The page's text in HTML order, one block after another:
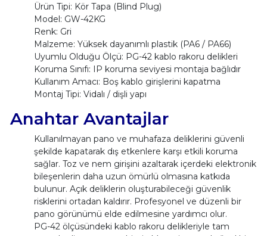
Ürün Tipi: Kör Tapa (Blind Plug)
Model: GW-42KG
Renk: Gri
Malzeme: Yüksek dayanımlı plastik (PA6 / PA66)
Uyumlu Olduğu Ölçü: PG-42 kablo rakoru delikleri
Koruma Sınıfı: IP koruma seviyesi montaja bağlıdır
Kullanım Amacı: Boş kablo girişlerini kapatma
Montaj Tipi: Vidalı / dişli yapı
Anahtar Avantajlar
Kullanılmayan pano ve muhafaza deliklerini güvenli
şekilde kapatarak dış etkenlere karşı etkili koruma
sağlar. Toz ve nem girişini azaltarak içerdeki elektronik
bileşenlerin daha uzun ömürlü olmasına katkıda
bulunur. Açık deliklerin oluşturabileceği güvenlik
risklerini ortadan kaldırır. Profesyonel ve düzenli bir
pano görünümü elde edilmesine yardımcı olur.
PG-42 ölçüsündeki kablo rakoru delikleriyle tam